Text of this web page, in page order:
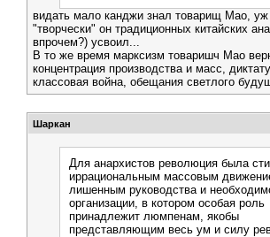
видать мало канджи знал товарищ Мао, уж
"творчески" он традиционных китайских
впрочем?) усвоил...
В то же время марксизм товаришч Мао
концентрация производства и масс,
классовая война, обещания светлого
Шаркан
Для анархистов революция была
иррациональным массовым
лишенным руководства и
организации, в котором особая роль
принадлежит люмпенам, якобы
представляющим весь ум и силу